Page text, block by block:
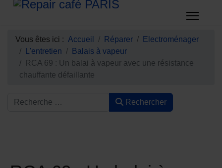
Vous êtes ici : Accueil Réparer
Electroménager
L'entretien
Balais à vapeur
RCA 69 : Un balai à vapeur avec une résistance
chauffante défaillante
Rechercher